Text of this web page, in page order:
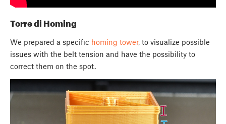
Torre di Homing
We prepared a specific homing tower, to visualize possible
issues with the belt tension and have the possibility to
correct them on the spot.